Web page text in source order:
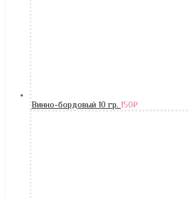
Винно-бордовый 10 гр. 150₽